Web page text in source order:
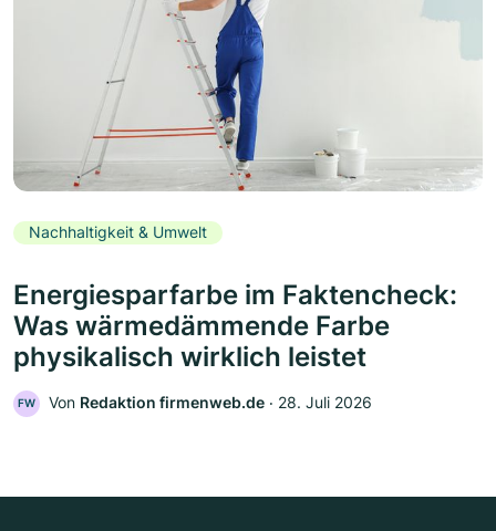
Nachhaltigkeit & Umwelt
Energiesparfarbe im Faktencheck:
Was wärmedämmende Farbe
physikalisch wirklich leistet
FW Von Redaktion firmenweb.de ‧ 28. Juli 2026